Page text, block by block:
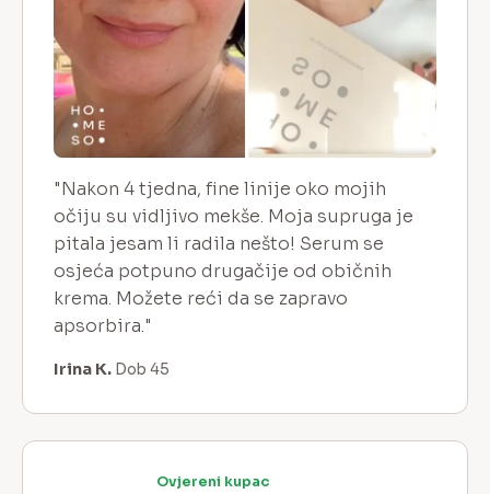
"Nakon 4 tjedna, fine linije oko mojih
očiju su vidljivo mekše. Moja supruga je
pitala jesam li radila nešto! Serum se
osjeća potpuno drugačije od običnih
krema. Možete reći da se zapravo
apsorbira."
Irina K. Dob 45
Ovjereni kupac